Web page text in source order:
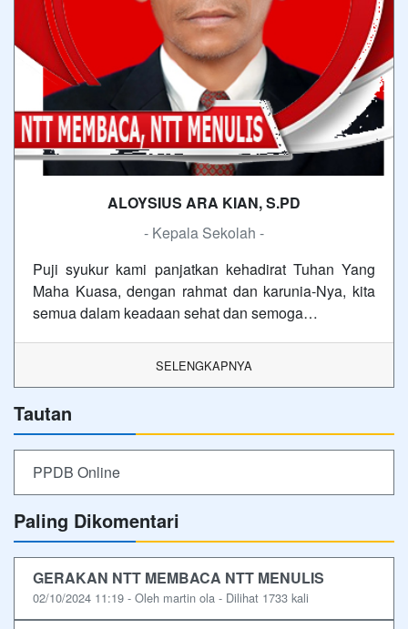
ALOYSIUS ARA KIAN, S.PD
- Kepala Sekolah -
Puji syukur kami panjatkan kehadirat Tuhan Yang
Maha Kuasa, dengan rahmat dan karunia-Nya, kita
semua dalam keadaan sehat dan semoga…
SELENGKAPNYA
Tautan
PPDB Online
Paling Dikomentari
GERAKAN NTT MEMBACA NTT MENULIS
02/10/2024 11:19 - Oleh martin ola - Dilihat 1733 kali